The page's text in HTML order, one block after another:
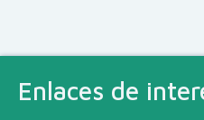
Enlaces de